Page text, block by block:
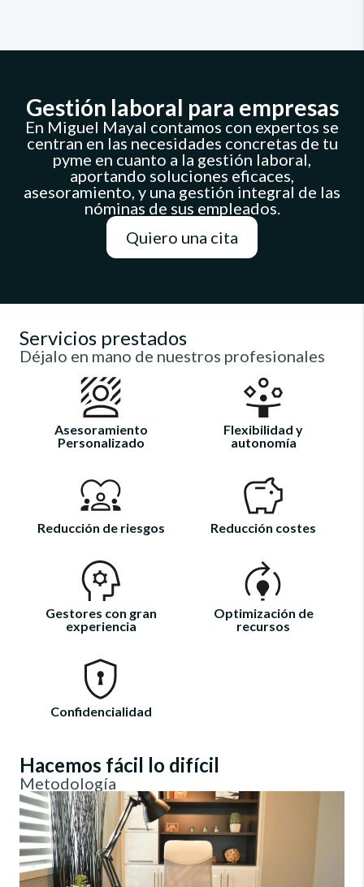
Gestión laboral para empresas
En Miguel Mayal contamos con expertos se
centran en las necesidades concretas de tu
pyme en cuanto a la gestión laboral,
aportando soluciones eficaces,
asesoramiento, y una gestión integral de las
nóminas de sus empleados.
Quiero una cita
Servicios prestados
Déjalo en mano de nuestros profesionales
Asesoramiento
Personalizado
Flexibilidad y
autonomía
Reducción de riesgos Reducción costes
Gestores con gran
experiencia
Optimización de
recursos
Confidencialidad
Hacemos fácil lo difícil
Metodología